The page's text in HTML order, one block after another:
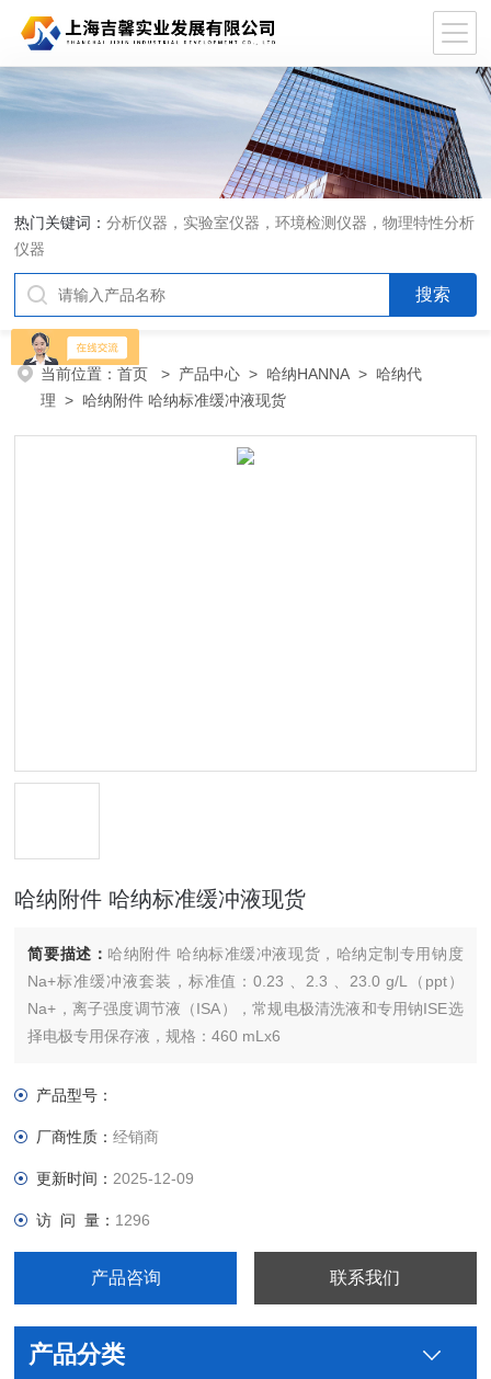
热门关键词：分析仪器，实验室仪器，环境检测仪器，物理特性分析
仪器
当前位置：首页 > 产品中心 >哈纳HANNA >哈纳代
理 > 哈纳附件 哈纳标准缓冲液现货
哈纳附件 哈纳标准缓冲液现货
简要描述： 哈纳附件 哈纳标准缓冲液现货，哈纳定制专用钠度
Na+标准缓冲液套装，标准值：0.23 、2.3 、23.0 g/L（ppt）
Na+，离子强度调节液（ISA），常规电极清洗液和专用钠ISE选
择电极专用保存液，规格：460 mLx6
产品型号：
厂商性质：经销商
更新时间： 2025-12-09
访 问 量： 1296
产品咨询 联系我们
产品分类